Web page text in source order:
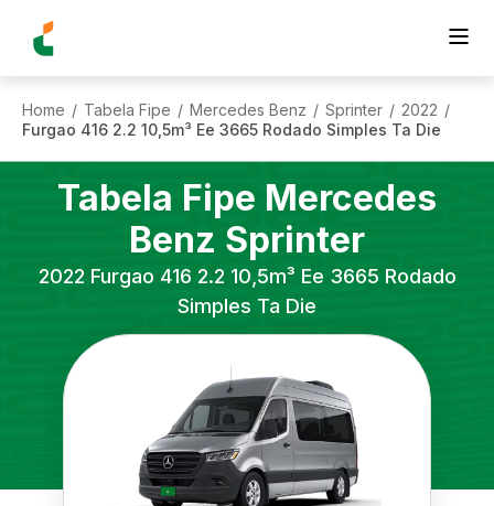
Home / Tabela Fipe / Mercedes Benz / Sprinter / 2022 /
Furgao 416 2.2 10,5m³ Ee 3665 Rodado Simples Ta Die
Tabela Fipe Mercedes
Benz Sprinter
2022 Furgao 416 2.2 10,5m³ Ee 3665 Rodado
Simples Ta Die